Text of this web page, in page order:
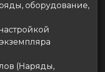
оборудование,
(Наряды,